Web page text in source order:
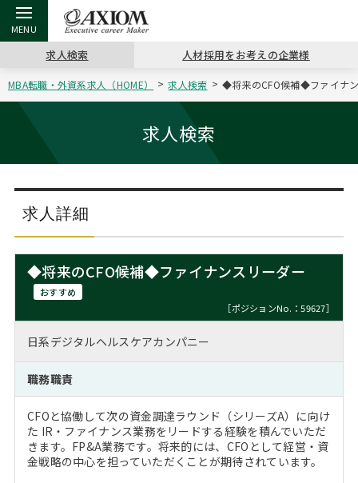
戻る
アクシアムの特長
戻る
コンサ
サービス案内
戻る
キャリ
コンサルタントの紹介
戻る
キャリア支援 TOP
キャリアデザイン講座
（最新求人市場動向）
戻る
MBAの
ステージ別アドバイス
MBAの転職事例
MBAからのFAQ
MBA留学生数の推移
戻る
日本か
インターン受入企業一覧
MBAを生かす求人特集
年齢と年収の相関図
戻る
転職ツール TOP
英文レジュメの書き方
戻る
パワー
職務経歴書の書き方
よくある面接Q&A集
戻る
転職コラム TOP
“展”職相談室
転職市場の明日をよめ
転職成功への4つの鍵
注目企業インタビュー
戻る
イベント・セミナー TOP
ジョブフェア
キャリアデザインセミナー
キャリアフォーラム
Career Talk Live
MBA NETWORKING
戻る
会社概要 TOP
沿革
主なクライアント
採用情報
ニュースリリース
求人検索 人材採用をお考えの企業様
MBA転職・外資系求人（HOME） 求人検索 ◆将来のCFO候補◆ファイナ
求人検索
求人詳細
◆将来のCFO候補◆ファイナンスリーダー
おすすめ
［ポジションNo.：59627］
日系デジタルヘルスケアカンパニー
職務職責
CFOと協働して次の資金調達ラウンド（シリーズA）に向け
た IR・ファイナンス業務をリードする経験を積んでいただ
きます。FP&A業務です。将来的には、CFOとして経営・資
金戦略の中心を担っていただくことが期待されています。